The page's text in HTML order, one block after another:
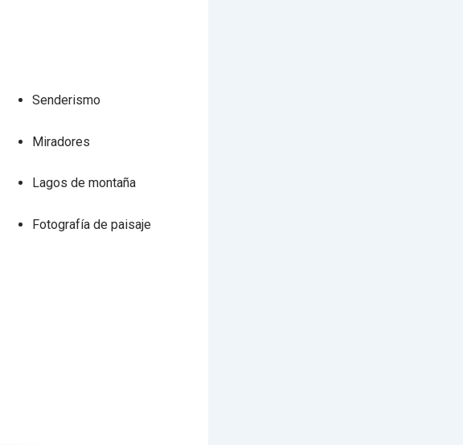
Senderismo
Miradores
Lagos de montaña
Fotografía de paisaje